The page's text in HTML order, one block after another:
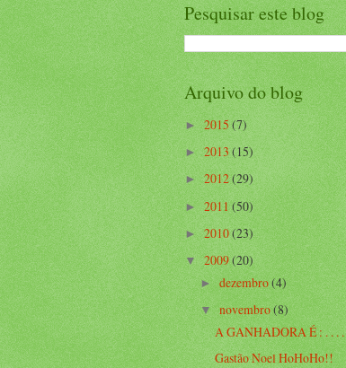
Pesquisar este blog
Arquivo do blog
►2015(7)
►2013(15)
►2012(29)
►2011(50)
►2010(23)
▼2009(20)
►dezembro(4)
▼novembro(8)
A GANHADORA É : . . . .
Gastão Noel HoHoHo!!